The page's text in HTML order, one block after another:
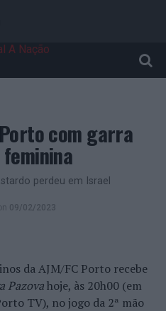
com garra
perdeu em Israel
09/02/2023
da AJM/FC Porto recebe
Pazovahoje, às 20h00 (em
TV), no jogo da 2ª mão